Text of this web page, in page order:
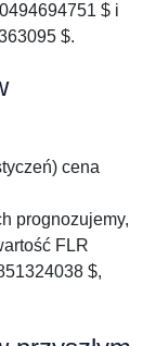
$ i
$.
cena
prognozujemy,
FLR
$,